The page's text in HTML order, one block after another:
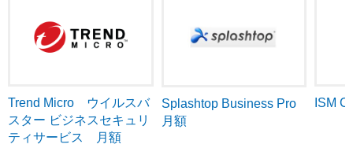
Trend Micro ウイルスバ
スター ビジネスセキュリ
ティサービス 月額
Splashtop Business Pro
月額
ISM